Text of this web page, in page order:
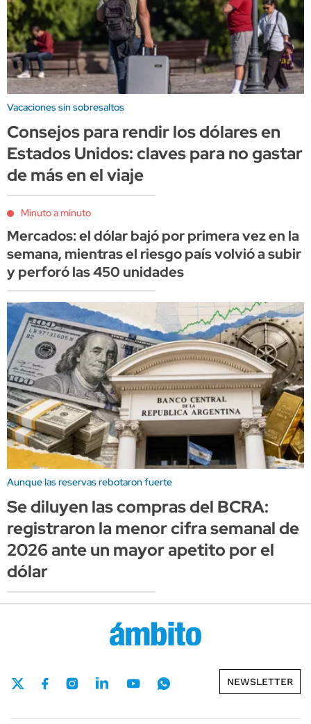
Vacaciones sin sobresaltos
Consejos para rendir los dólares en
Estados Unidos: claves para no gastar
de más en el viaje
Minuto a minuto
Mercados: el dólar bajó por primera vez en la
semana, mientras el riesgo país volvió a subir
y perforó las 450 unidades
Aunque las reservas rebotaron fuerte
Se diluyen las compras del BCRA:
registraron la menor cifra semanal de
2026 ante un mayor apetito por el
dólar
NEWSLETTER